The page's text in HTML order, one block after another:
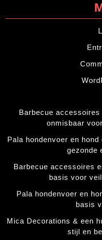
Barbecue
onmisbaar
Pala hondenvoer en
gezonde
Barbecue accessoires
basis voor
Pala hondenvoer en
basis
Mica Decorations & een
stijl en